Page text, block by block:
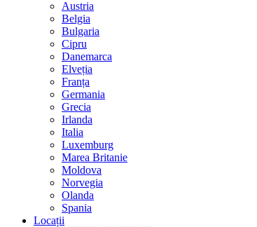
Austria
Belgia
Bulgaria
Cipru
Danemarca
Elveția
Franța
Germania
Grecia
Irlanda
Italia
Luxemburg
Marea Britanie
Moldova
Norvegia
Olanda
Spania
Locații